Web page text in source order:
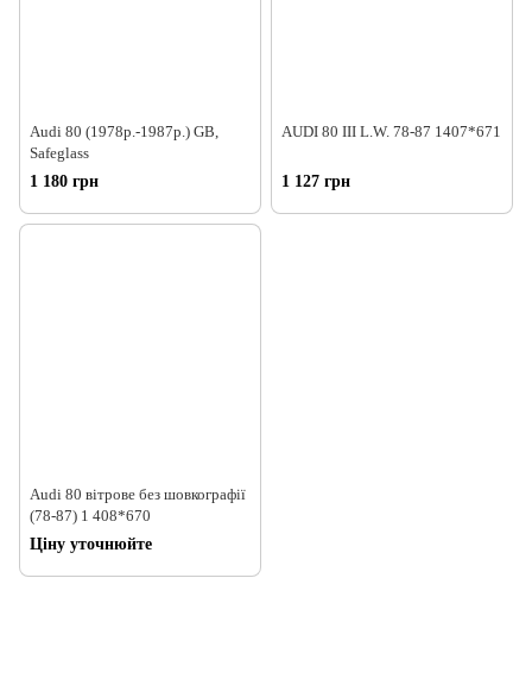
Audi 80 (1978р.-1987р.) GB,
Safeglass
1 180 грн
AUDI 80 III L.W. 78-87 1407*671
1 127 грн
Audi 80 вітрове без шовкографії
(78-87) 1 408*670
Ціну уточнюйте